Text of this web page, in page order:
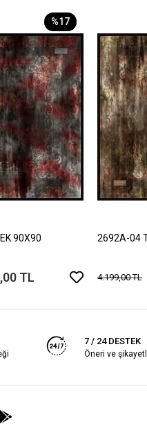
%17
90X90
TL
2692A-04
4.199,00 TL
7 / 24 DESTEK
Öneri ve